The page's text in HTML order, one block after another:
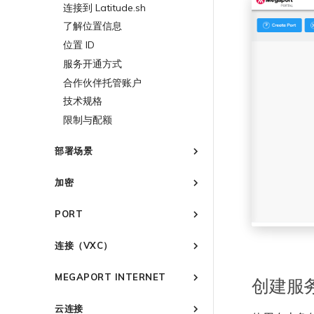
强制多重身份验证
设置单点登录
邀请用户加入账户
提供技术支持联系方式
设置财务信息
更新公司信息
重置密码
连接到 Latitude.sh
了解位置信息
位置 ID
服务开通方式
合作伙伴托管账户
技术规格
限制与配额
部署场景
常见多云连接场景
使用 Megaport 解决方案现代
作为服务提供商使用 Megaport
API 管理连接
Megaport 全球网状 WAN
加密
IPsec
高速跨云加密
PORT
订购交叉连接
订购本地环路
链路聚合组（LAG）
连接（VXC）
迁移 VXC
MEGAPORT INTERNET
云连接
创建服